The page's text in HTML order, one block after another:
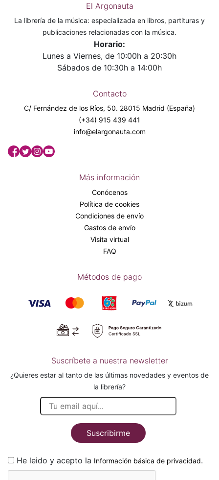
El Argonauta
La librería de la música: especializada en libros, partituras y
publicaciones relacionadas con la música.
Horario:
Lunes a Viernes, de 10:00h a 20:30h
Sábados de 10:30h a 14:00h
Contacto
C/ Fernández de los Ríos, 50. 28015 Madrid (España)
(+34) 915 439 441
info@elargonauta.com
Más información
Conócenos
Política de cookies
Condiciones de envío
Gastos de envío
Visita virtual
FAQ
Métodos de pago
Suscríbete a nuestra newsletter
¿Quieres estar al tanto de las últimas novedades y eventos de
la librería?
Suscribirme
He leido y acepto la Información básica de privacidad.